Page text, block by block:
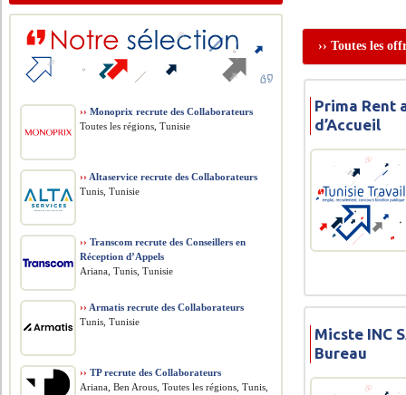
›› Toutes les
Prima Rent
d’Accueil
Micste INC
Bureau
›› Monoprix recrute des Collaborateurs
Toutes les régions, Tunisie
›› Altaservice recrute des Collaborateurs
Tunis, Tunisie
›› Transcom recrute des Conseillers en
Réception d’Appels
Ariana, Tunis, Tunisie
›› Armatis recrute des Collaborateurs
Tunis, Tunisie
›› TP recrute des Collaborateurs
Ariana, Ben Arous, Toutes les régions, Tunis,